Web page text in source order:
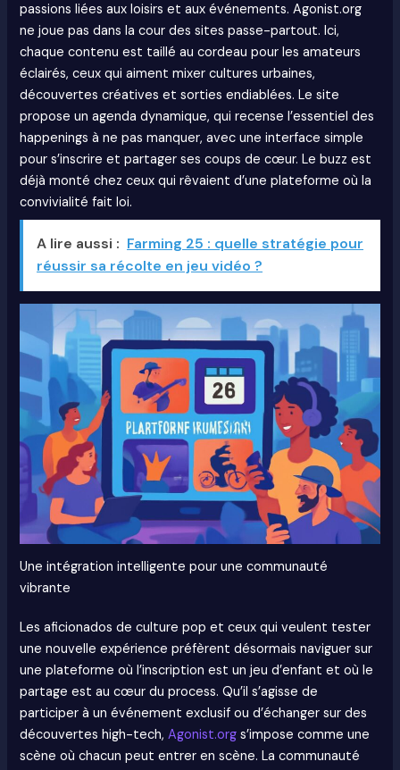
passions liées aux loisirs et aux événements. Agonist.org
ne joue pas dans la cour des sites passe-partout. Ici,
chaque contenu est taillé au cordeau pour les amateurs
éclairés, ceux qui aiment mixer cultures urbaines,
découvertes créatives et sorties endiablées. Le site
propose un agenda dynamique, qui recense l’essentiel des
happenings à ne pas manquer, avec une interface simple
pour s’inscrire et partager ses coups de cœur. Le buzz est
déjà monté chez ceux qui rêvaient d’une plateforme où la
convivialité fait loi.
A lire aussi : Farming 25 : quelle stratégie pour
réussir sa récolte en jeu vidéo ?
Une intégration intelligente pour une communauté
vibrante
Les aficionados de culture pop et ceux qui veulent tester
une nouvelle expérience préfèrent désormais naviguer sur
une plateforme où l’inscription est un jeu d’enfant et où le
partage est au cœur du process. Qu’il s’agisse de
participer à un événement exclusif ou d’échanger sur des
découvertes high-tech,Agonist.org s’impose comme une
scène où chacun peut entrer en scène. La communauté